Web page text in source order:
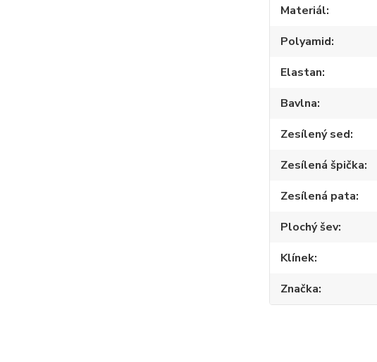
Materiál
Polyamid
Elastan
Bavlna
Zesílený sed
Zesílená špička
Zesílená pata
Plochý šev
Klínek
Značka